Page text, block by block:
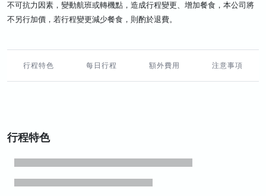
不可抗力因素，變動航班或轉機點，造成行程變更、增加餐食，本公司將
不另行加價，若行程變更減少餐食，則酌於退費。
行程特色 每日行程 額外費用 注意事項
行程特色